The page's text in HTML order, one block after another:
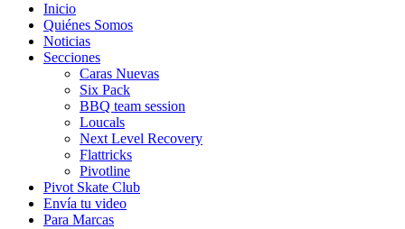
Inicio
Quiénes Somos
Noticias
Secciones
Caras Nuevas
Six Pack
BBQ team session
Loucals
Next Level Recovery
Flattricks
Pivotline
Pivot Skate Club
Envía tu video
Para Marcas